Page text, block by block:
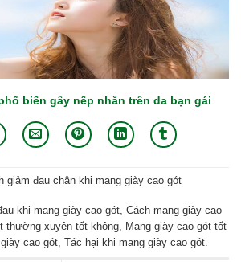
biến gây nếp nhăn trên da bạn gái
giảm đau chân khi mang giày cao gót
khi mang giày cao gót Cách mang giày cao
thường xuyên tốt không,
Mang giày cao gót tốt
cao gót Tác hại khi mang giày cao gót